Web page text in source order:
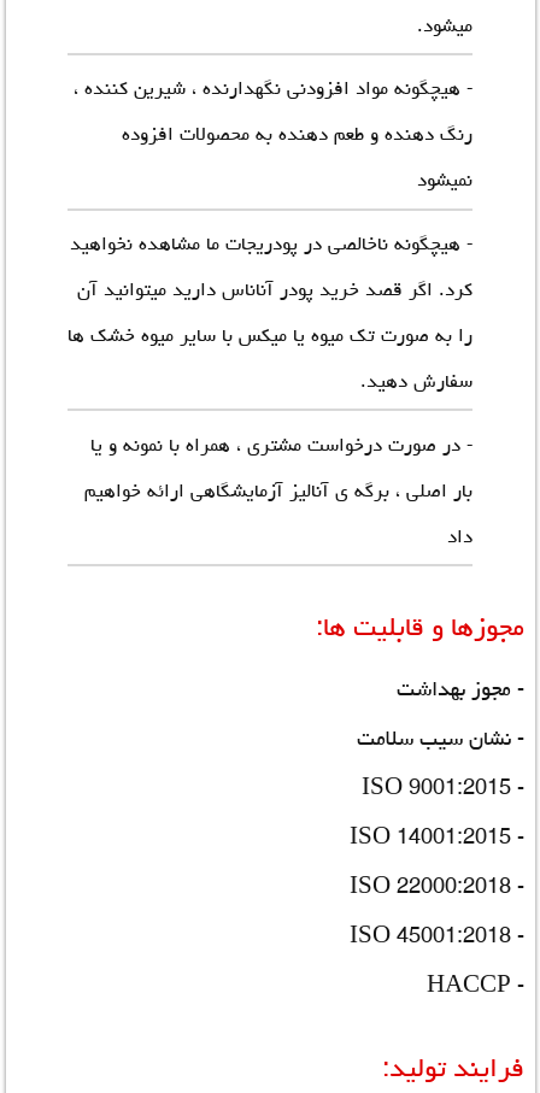
میشود.
- هیچگونه مواد افزودنی نگهدارنده ، شیرین کننده ،
رنگ دهنده و طعم دهنده به محصولات افزوده
نمیشود
- هیچگونه ناخالصی در پودریجات ما مشاهده نخواهید
کرد. اگر قصدخرید پودر آناناسدارید میتوانید آن
را به صورت تک میوه یا میکس با سایر میوه خشک ها
سفارش دهید.
- در صورت درخواست مشتری ، همراه با نمونه و یا
بار اصلی ، برگه ی آنالیز آزمایشگاهی ارائه خواهیم
داد
مجوزها و قابلیت ها:
- مجوز بهداشت
- نشان سیب سلامت
- ISO 9001:2015
- ISO 14001:2015
- ISO 22000:2018
- ISO 45001:2018
- HACCP
فرایند تولید: